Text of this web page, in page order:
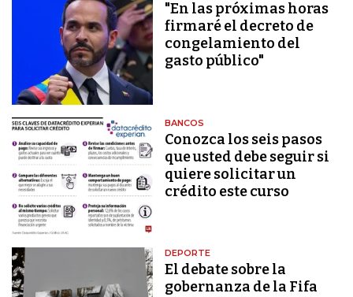
"En las próximas horas
firmaré el decreto de
congelamiento del
gasto público"
BANCOS
Conozca los seis pasos
que usted debe seguir si
quiere solicitar un
crédito este curso
DEPORTE
El debate sobre la
gobernanza de la Fifa